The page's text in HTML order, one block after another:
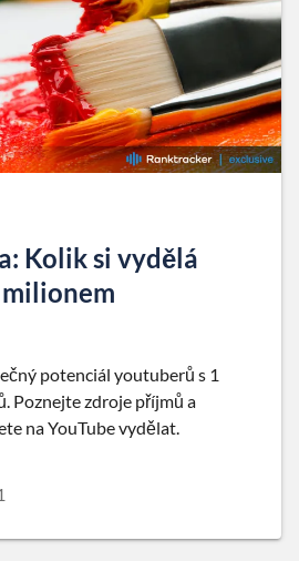
Kolik si vydělá
potenciál youtuberů s 1
Poznejte zdroje příjmů a
na YouTube vydělat.